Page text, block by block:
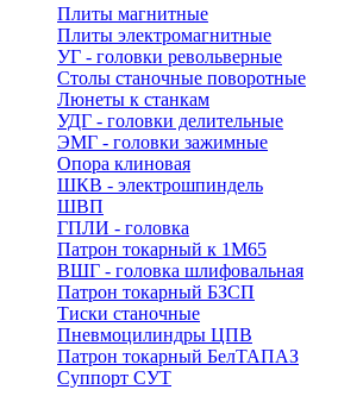
Плиты магнитные
Плиты электромагнитные
УГ - головки револьверные
Столы станочные поворотные
Люнеты к станкам
УДГ - головки делительные
ЭМГ - головки зажимные
Опора клиновая
ШКВ - электрошпиндель
ШВП
ГПЛИ - головка
Патрон токарный к 1М65
ВШГ - головка шлифовальная
Патрон токарный БЗСП
Тиски станочные
Пневмоцилиндры ЦПВ
Патрон токарный БелТАПАЗ
Суппорт СУТ